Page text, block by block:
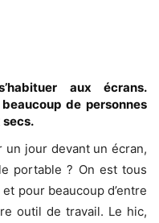
aux écrans.
de personnes
un jour devant un écran,
portable ? On est tous
pour beaucoup d’entre
outil de travail. Le hic,